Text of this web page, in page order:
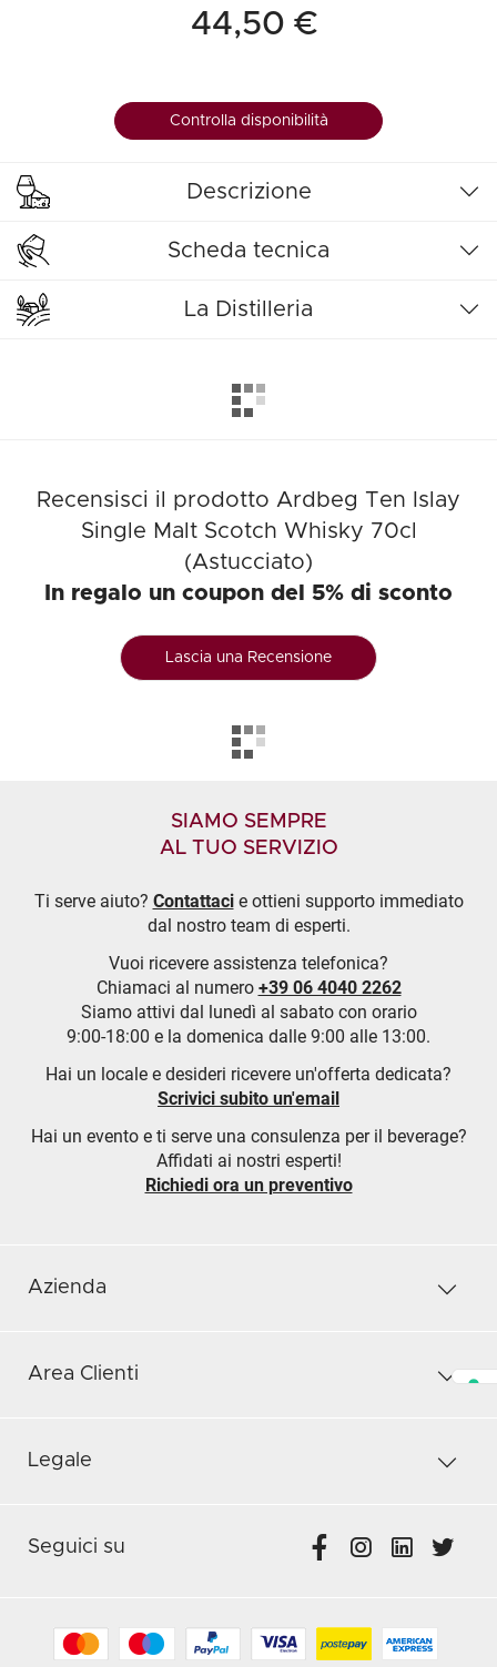
44,50 €
Controlla disponibilità
Descrizione
Scheda tecnica
La Distilleria
Recensisci il prodotto Ardbeg Ten Islay
Single Malt Scotch Whisky 70cl
(Astucciato)
In regalo un coupon del 5% di sconto
Lascia una Recensione
SIAMO SEMPRE
AL TUO SERVIZIO
Ti serve aiuto? Contattacie ottieni supporto immediato
dal nostro team di esperti.
Vuoi ricevere assistenza telefonica?
Chiamaci al numero +39 06 4040 2262
Siamo attivi dal lunedì al sabato con orario
9:00-18:00 e la domenica dalle 9:00 alle 13:00.
Hai un locale e desideri ricevere un'offerta dedicata?
Scrivici subito un'email
Hai un evento e ti serve una consulenza per il beverage?
Affidati ai nostri esperti!
Richiedi ora un preventivo
Azienda
Area Clienti
Legale
Seguici su